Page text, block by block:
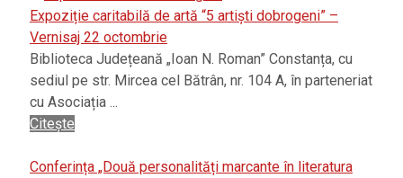
Expoziție caritabilă de artă “5 artiști dobrogeni” –
Vernisaj 22 octombrie
Biblioteca Județeană „Ioan N. Roman” Constanța, cu
sediul pe str. Mircea cel Bătrân, nr. 104 A, în parteneriat
cu Asociația ...
Citește
Conferința „Două personalități marcante în literatura